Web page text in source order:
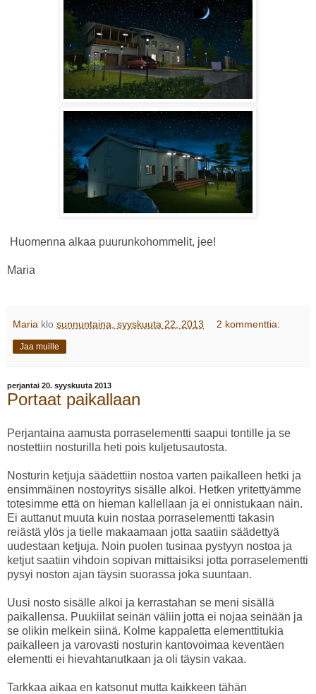
Huomenna alkaa puurunkohommelit, jee!
Maria
Maria klo sunnuntaina, syyskuuta 22, 2013 2 kommenttia:
Jaa muille
perjantai 20. syyskuuta 2013
Portaat paikallaan
Perjantaina aamusta porraselementti saapui tontille ja se
nostettiin nosturilla heti pois kuljetusautosta.
Nosturin ketjuja säädettiin nostoa varten paikalleen hetki ja
ensimmäinen nostoyritys sisälle alkoi. Hetken yritettyämme
totesimme että on hieman kallellaan ja ei onnistukaan näin.
Ei auttanut muuta kuin nostaa porraselementti takasin
reiästä ylös ja tielle makaamaan jotta saatiin säädettyä
uudestaan ketjuja. Noin puolen tusinaa pystyyn nostoa ja
ketjut saatiin vihdoin sopivan mittaisiksi jotta porraselementti
pysyi noston ajan täysin suorassa joka suuntaan.
Uusi nosto sisälle alkoi ja kerrastahan se meni sisällä
paikallensa. Puukiilat seinän väliin jotta ei nojaa seinään ja
se olikin melkein siinä. Kolme kappaletta elementtitukia
paikalleen ja varovasti nosturin kantovoimaa keventäen
elementti ei hievahtanutkaan ja oli täysin vakaa.
Tarkkaa aikaa en katsonut mutta kaikkeen tähän